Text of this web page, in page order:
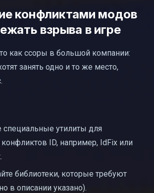
конфликтами модов
взрыва в игре
как ссоры в большой компании:
занять одно и то же место,
специальные утилиты для
ID, например, IdFix или
библиотеки, которые требуют
в описании указано).